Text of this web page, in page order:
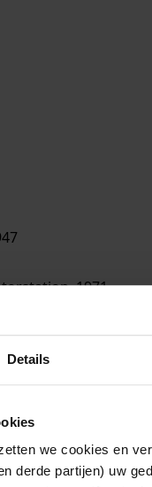
Details
we cookies en
derde partijen) uw
1971
om te